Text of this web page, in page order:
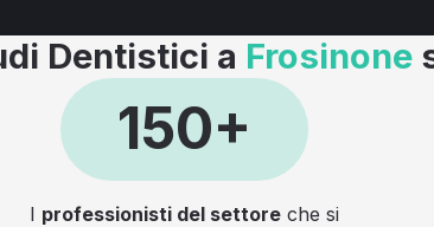
Dentistici a Frosinone
150+
I professionisti del settore che si